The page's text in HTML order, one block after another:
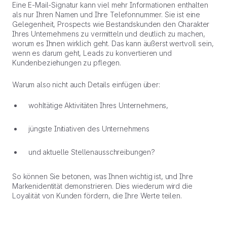
Eine E-Mail-Signatur kann viel mehr Informationen enthalten
als nur Ihren Namen und Ihre Telefonnummer. Sie ist eine
Gelegenheit, Prospects wie Bestandskunden den Charakter
Ihres Unternehmens zu vermitteln und deutlich zu machen,
worum es Ihnen wirklich geht. Das kann äußerst wertvoll sein,
wenn es darum geht, Leads zu konvertieren und
Kundenbeziehungen zu pflegen.
Warum also nicht auch Details einfügen über:
wohltätige Aktivitäten Ihres Unternehmens,
jüngste Initiativen des Unternehmens
und aktuelle Stellenausschreibungen?
So können Sie betonen, was Ihnen wichtig ist, und Ihre
Markenidentität demonstrieren. Dies wiederum wird die
Loyalität von Kunden fördern, die Ihre Werte teilen.